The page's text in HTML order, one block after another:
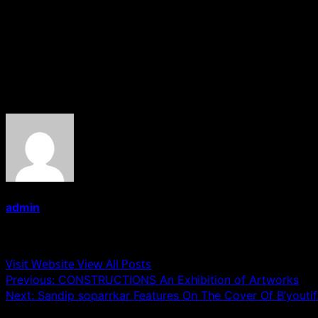
admin
Visit WebsiteView All Posts
Post
navigation
Previous: CONSTRUCTIONS An Exhibition of Artworks
Next: Sandip soparrkar Features On The Cover Of